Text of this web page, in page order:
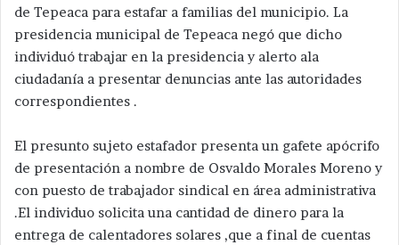
de Tepeaca para estafar a familias del municipio. La
presidencia municipal de Tepeaca negó que dicho
individuó trabajar en la presidencia y alerto ala
ciudadanía a presentar denuncias ante las autoridades
correspondientes .
El presunto sujeto estafador presenta un gafete apócrifo
de presentación a nombre de Osvaldo Morales Moreno y
con puesto de trabajador sindical en área administrativa
.El individuo solicita una cantidad de dinero para la
entrega de calentadores solares ,que a final de cuentas